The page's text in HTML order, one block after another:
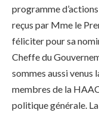
programme
reçus par Mme le
féliciter pour sa
Cheffe du
sommes aussi venus
membres de la
politique générale.